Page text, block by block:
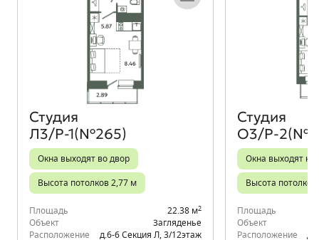
Объект месяца
Студия
Л3/Р-1(№265)
Окна выходят во двор
Высота потолков 2,77 м
Площадь 22.38 м2
Объект
Загляденье
Расположение
д.6-6 Секция Л 3/12этаж
Студия
О3/Р-
Окна выходят на
Высота
Площадь
Объект
Расположение